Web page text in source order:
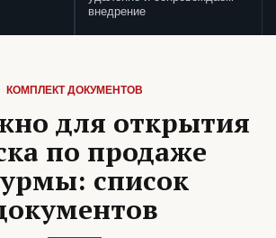
внедрение
КОМПЛЕКТ ДОКУМЕНТОВ
для открытия
по продаже
список